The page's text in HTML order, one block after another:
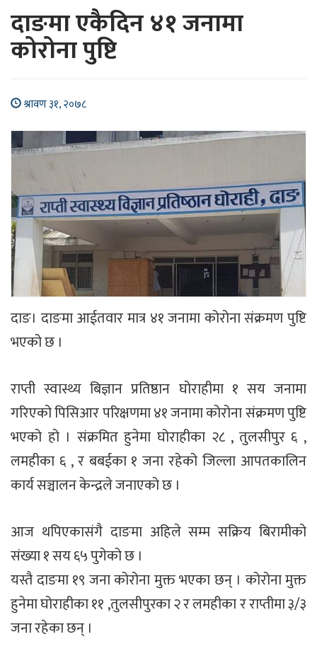
दाङमा एकैदिन ४१ जनामा
कोरोना पुष्टि
श्रावण ३१, २०७८
दाङ। दाङमा आईतवार मात्र ४१ जनामा कोरोना संक्रमण पुष्टि
भएको छ ।
राप्ती स्वास्थ्य बिज्ञान प्रतिष्ठान घोराहीमा १ सय जनामा
गरिएको पिसिआर परिक्षणमा ४१ जनामा कोरोना संक्रमण पुष्टि
भएको हो । संक्रमित हुनेमा घोराहीका २८ , तुलसीपुर ६ ,
लमहीका ६ , र बबईका १ जना रहेको जिल्ला आपतकालिन
कार्य सञ्चालन केन्द्रले जनाएको छ ।
आज थपिएकासंगै दाङमा अहिले सम्म सक्रिय बिरामीको
संख्या १ सय ६५ पुगेको छ ।
यस्तै दाङमा १९ जना कोरोना मुक्त भएका छन् । कोरोना मुक्त
हुनेमा घोराहीका ११ ,तुलसीपुरका २ र लमहीका र राप्तीमा ३/३
जना रहेका छन् ।